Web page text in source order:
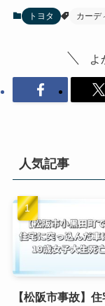
トヨタ カーデ
人気記事
【松阪市事故】